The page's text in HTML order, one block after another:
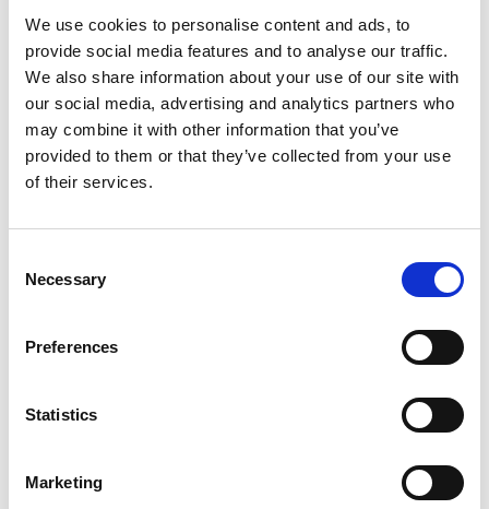
We use cookies to personalise content and ads, to
provide social media features and to analyse our traffic.
We also share information about your use of our site with
our social media, advertising and analytics partners who
may combine it with other information that you’ve
provided to them or that they’ve collected from your use
of their services.
Selection
Necessary
Preferences
Statistics
Marketing
Informations sur le produit Produits similaires
2x10 Marches – Escabeau
LeJumbo Superpro escabeau double avec 10 marches
est
de la peinture, du montage et du plâtrage. Cet escabeau
aluminium anodisé de haute
pour un usage intensif au quotidien.